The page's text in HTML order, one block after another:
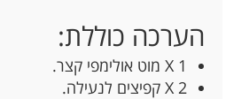
הערכה כוללת:
1 X מוט אולימפי קצר.
2 X קפיצים לנעילה.